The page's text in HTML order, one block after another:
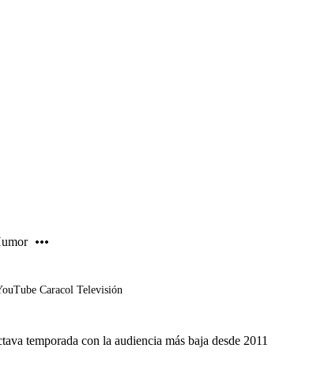
Caracol Televisión
temporada con la audiencia más baja desde 2011